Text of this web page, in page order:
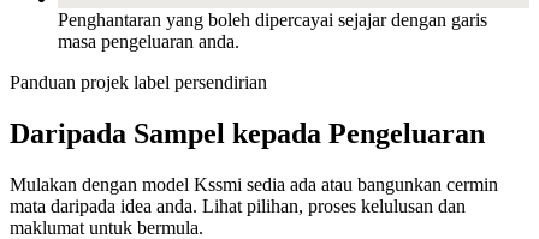
Penghantaran yang boleh dipercayai sejajar dengan garis
masa pengeluaran anda.
Panduan projek label persendirian
Daripada Sampel kepada Pengeluaran
Mulakan dengan model Kssmi sedia ada atau bangunkan cermin
mata daripada idea anda. Lihat pilihan, proses kelulusan dan
maklumat untuk bermula.